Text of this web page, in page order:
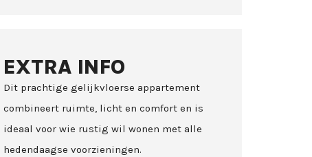
EXTRA INFO
Dit prachtige gelijkvloerse appartement
combineert ruimte, licht en comfort en is
ideaal voor wie rustig wil wonen met alle
hedendaagse voorzieningen.